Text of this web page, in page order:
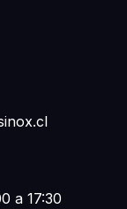
a 17:30